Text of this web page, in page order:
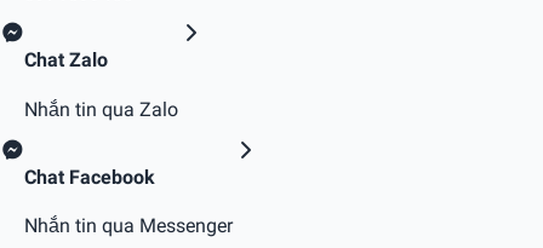
Chat Zalo
Nhắn tin qua Zalo
Chat Facebook
Nhắn tin qua Messenger